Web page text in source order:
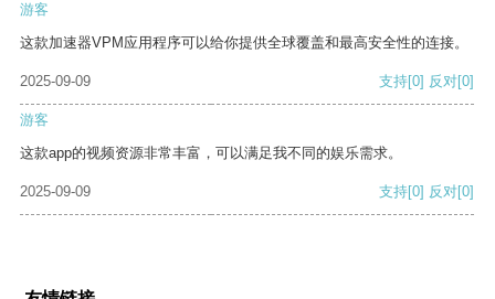
游客
这款加速器VPM应用程序可以给你提供全球覆盖和最高安全性的连接。
2025-09-09 支持[0] 反对[0]
游客
这款app的视频资源非常丰富，可以满足我不同的娱乐需求。
2025-09-09 支持[0] 反对[0]